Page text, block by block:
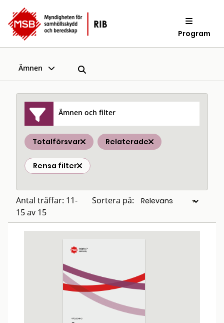
Program
Ämnen
Ämnen och filter
Totalförsvar Relaterade
Rensa filter
Antal träffar: 11-
15 av 15
Sortera på: